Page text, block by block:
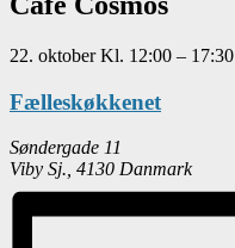
22. oktoberKl. 12:00 – 17:30
Fælleskøkkenet
Søndergade 11
Viby Sj. 4130 Danmark